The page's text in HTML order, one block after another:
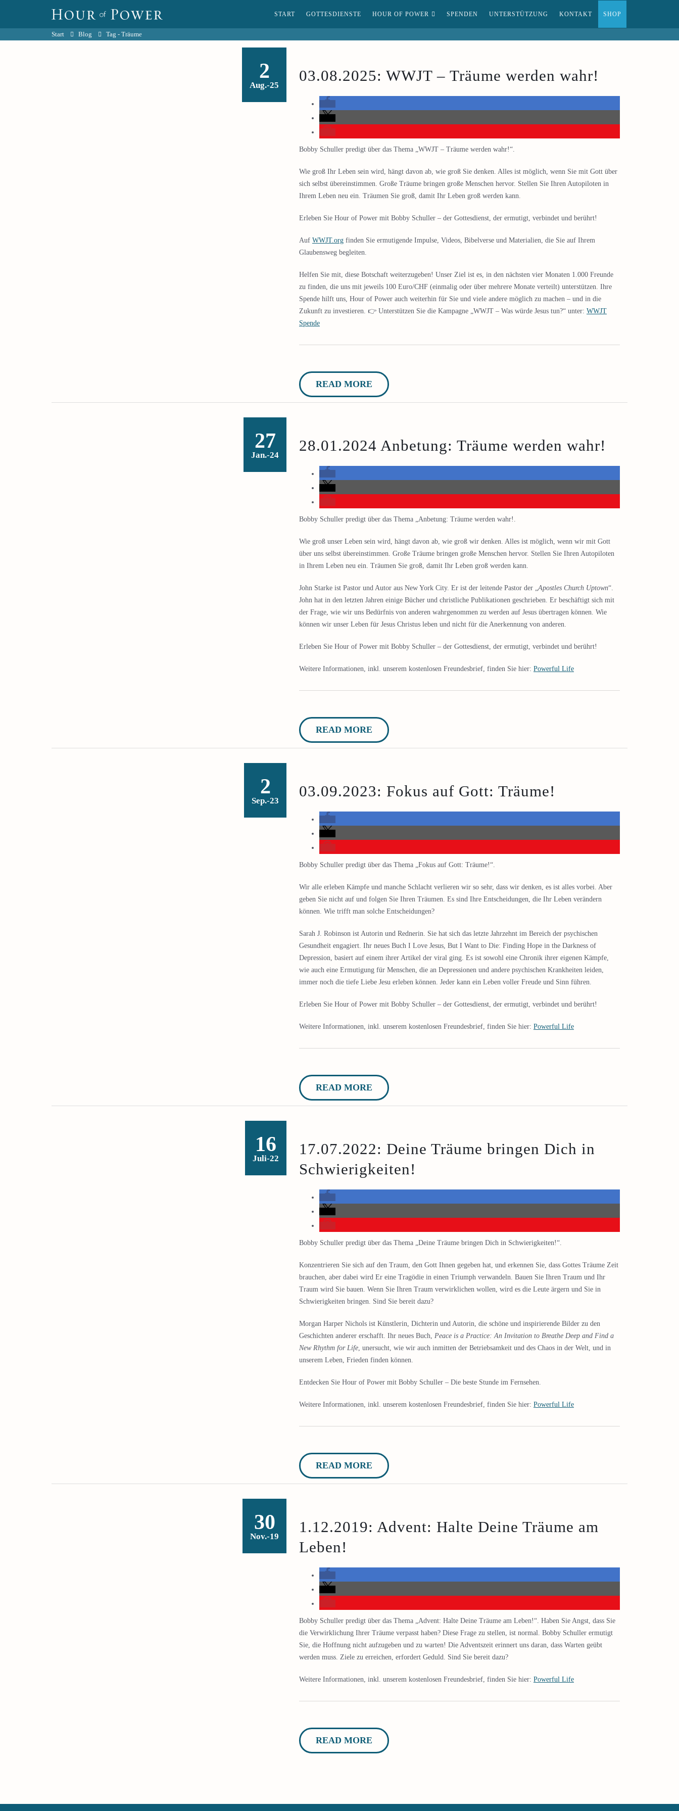
START GOTTESDIENSTE HOUR OF POWER SPENDEN UNTERSTÜTZUNG KONTAKT SHOP
Start Blog Tag - Träume
2
Aug.-25
03.08.2025: WWJT – Träume werden wahr!
Bobby Schuller predigt über das Thema „WWJT – Träume werden wahr!“.
Wie groß Ihr Leben sein wird, hängt davon ab, wie groß Sie denken. Alles ist möglich, wenn Sie mit Gott über
sich selbst übereinstimmen. Große Träume bringen große Menschen hervor. Stellen Sie Ihren Autopiloten in
Ihrem Leben neu ein. Träumen Sie groß, damit Ihr Leben groß werden kann.
Erleben Sie Hour of Power mit Bobby Schuller – der Gottesdienst, der ermutigt, verbindet und berührt!
Auf WWJT.org finden Sie ermutigende Impulse, Videos, Bibelverse und Materialien, die Sie auf Ihrem
Glaubensweg begleiten.
Helfen Sie mit, diese Botschaft weiterzugeben! Unser Ziel ist es, in den nächsten vier Monaten 1.000 Freunde
zu finden, die uns mit jeweils 100 Euro/CHF (einmalig oder über mehrere Monate verteilt) unterstützen. Ihre
Spende hilft uns, Hour of Power auch weiterhin für Sie und viele andere möglich zu machen – und in die
Zukunft zu investieren. 👉 Unterstützen Sie die Kampagne „WWJT – Was würde Jesus tun?“ unter: WWJT
Spende
READ MORE
27
Jan.-24
28.01.2024 Anbetung: Träume werden wahr!
Bobby Schuller predigt über das Thema „Anbetung: Träume werden wahr!.
Wie groß unser Leben sein wird, hängt davon ab, wie groß wir denken. Alles ist möglich, wenn wir mit Gott
über uns selbst übereinstimmen. Große Träume bringen große Menschen hervor. Stellen Sie Ihren Autopiloten
in Ihrem Leben neu ein. Träumen Sie groß, damit Ihr Leben groß werden kann.
John Starke ist Pastor und Autor aus New York City. Er ist der leitende Pastor der „Apostles Church Uptown“.
John hat in den letzten Jahren einige Bücher und christliche Publikationen geschrieben. Er beschäftigt sich mit
der Frage, wie wir uns Bedürfnis von anderen wahrgenommen zu werden auf Jesus übertragen können. Wie
können wir unser Leben für Jesus Christus leben und nicht für die Anerkennung von anderen.
Erleben Sie Hour of Power mit Bobby Schuller – der Gottesdienst, der ermutigt, verbindet und berührt!
Weitere Informationen, inkl. unserem kostenlosen Freundesbrief, finden Sie hier: Powerful Life
READ MORE
2
Sep.-23
03.09.2023: Fokus auf Gott: Träume!
Bobby Schuller predigt über das Thema „Fokus auf Gott: Träume!“.
Wir alle erleben Kämpfe und manche Schlacht verlieren wir so sehr, dass wir denken, es ist alles vorbei. Aber
geben Sie nicht auf und folgen Sie Ihren Träumen. Es sind Ihre Entscheidungen, die Ihr Leben verändern
können. Wie trifft man solche Entscheidungen?
Sarah J. Robinson ist Autorin und Rednerin. Sie hat sich das letzte Jahrzehnt im Bereich der psychischen
Gesundheit engagiert. Ihr neues Buch I Love Jesus, But I Want to Die: Finding Hope in the Darkness of
Depression, basiert auf einem ihrer Artikel der viral ging. Es ist sowohl eine Chronik ihrer eigenen Kämpfe,
wie auch eine Ermutigung für Menschen, die an Depressionen und andere psychischen Krankheiten leiden,
immer noch die tiefe Liebe Jesu erleben können. Jeder kann ein Leben voller Freude und Sinn führen.
Erleben Sie Hour of Power mit Bobby Schuller – der Gottesdienst, der ermutigt, verbindet und berührt!
Weitere Informationen, inkl. unserem kostenlosen Freundesbrief, finden Sie hier: Powerful Life
READ MORE
16
Juli-22
17.07.2022: Deine Träume bringen Dich in
Schwierigkeiten!
Bobby Schuller predigt über das Thema „Deine Träume bringen Dich in Schwierigkeiten!“.
Konzentrieren Sie sich auf den Traum, den Gott Ihnen gegeben hat, und erkennen Sie, dass Gottes Träume Zeit
brauchen, aber dabei wird Er eine Tragödie in einen Triumph verwandeln. Bauen Sie Ihren Traum und Ihr
Traum wird Sie bauen. Wenn Sie Ihren Traum verwirklichen wollen, wird es die Leute ärgern und Sie in
Schwierigkeiten bringen. Sind Sie bereit dazu?
Morgan Harper Nichols ist Künstlerin, Dichterin und Autorin, die schöne und inspirierende Bilder zu den
Geschichten anderer erschafft. Ihr neues Buch, Peace is a Practice: An Invitation to Breathe Deep and Find a
New Rhythm for Life, unersucht, wie wir auch inmitten der Betriebsamkeit und des Chaos in der Welt, und in
unserem Leben, Frieden finden können.
Entdecken Sie Hour of Power mit Bobby Schuller – Die beste Stunde im Fernsehen.
Weitere Informationen, inkl. unserem kostenlosen Freundesbrief, finden Sie hier: Powerful Life
READ MORE
30
Nov.-19
1.12.2019: Advent: Halte Deine Träume am
Leben!
Bobby Schuller predigt über das Thema „Advent: Halte Deine Träume am Leben!“. Haben Sie Angst, dass Sie
die Verwirklichung Ihrer Träume verpasst haben? Diese Frage zu stellen, ist normal. Bobby Schuller ermutigt
Sie, die Hoffnung nicht aufzugeben und zu warten! Die Adventszeit erinnert uns daran, dass Warten geübt
werden muss. Ziele zu erreichen, erfordert Geduld. Sind Sie bereit dazu?
Weitere Informationen, inkl. unserem kostenlosen Freundesbrief, finden Sie hier: Powerful Life
READ MORE